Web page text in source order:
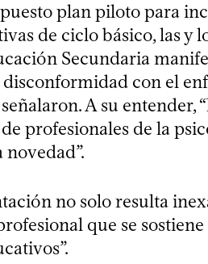
plan piloto para
de ciclo básico, las y
Secundaria
con el
A su entender,
profesionales de la
no solo resulta
que se sostiene